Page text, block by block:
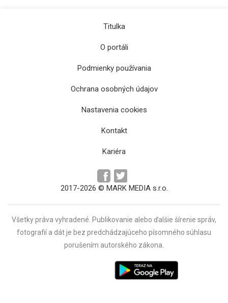
Keňan Moses Kipngetich Kemei prepísal
traťový rekord na MMM v Košiciach (FOTO)
UPJŠ RUN spojil šport a charitu: Študenti
Titulka
O portáli
Podmienky používania
Ochrana osobných údajov
Nastavenia cookies
Kontakt
Kariéra
2017-2026 © MARK MEDIA s.r.o.
Všetky práva vyhradené. Publikovanie alebo ďalšie šírenie správ,
fotografií a dát je bez predchádzajúceho písomného súhlasu
porušením autorského zákona.